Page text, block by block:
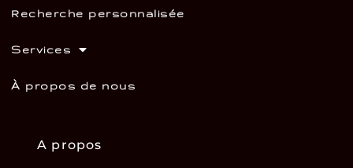
Recherche personnalisée
Services
À propos de nous
A propos